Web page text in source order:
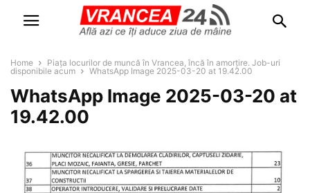
Home
Piața locurilor de muncă în Vrancea, încă în amorțire. Job-uri
disponibile acum
WhatsApp Image 2025-03-20 at 19.42.00
WhatsApp Image 2025-03-20 at
19.42.00